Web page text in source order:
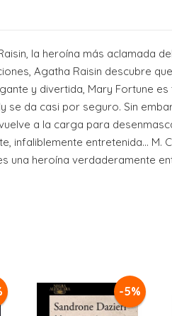
la heroína más aclamada
Agatha Raisin descubre
y divertida, Mary Fortune
se da casi por seguro. Sin
a la carga para
infaliblemente entretenida... M.
una heroína verdaderamente
-5%